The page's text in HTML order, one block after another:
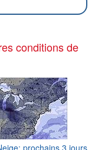
prochains 3 jours